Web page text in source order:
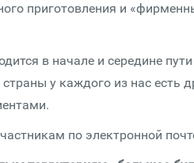
приготовления и
в начале и середине
у каждого из нас есть
по электронной